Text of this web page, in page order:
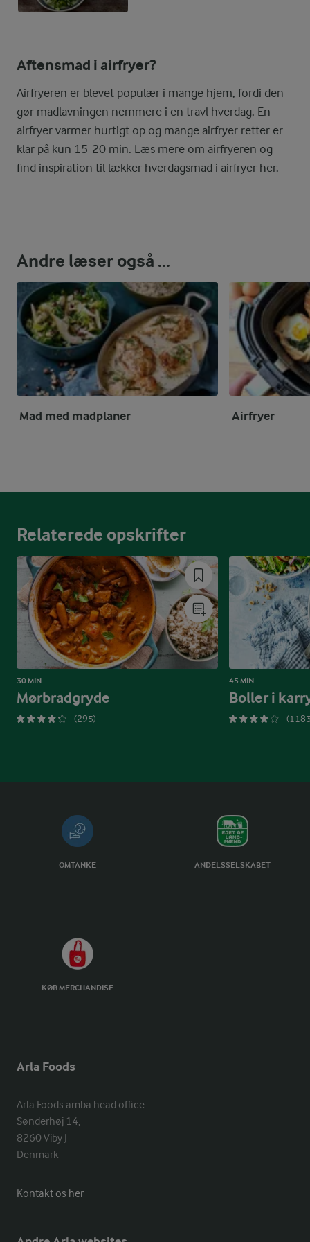
Aftensmad i airfryer?
Airfryeren er blevet populær i mange hjem, fordi den
gør madlavningen nemmere i en travl hverdag. En
airfryer varmer hurtigt op og mange airfryer retter er
klar på kun 15-20 min. Læs mere om airfryeren og
find inspiration til lækker hverdagsmad i airfryer her.
Andre læser også ...
Mad med madplaner Airfryer
Relaterede opskrifter
30 MIN
Mørbradgryde
(295)
45 MIN
Boller i
OMTANKE ANDELSSELSKABET
KØB MERCHANDISE
Arla Foods
Arla Foods amba head office
Sønderhøj 14,
8260 Viby J
Denmark
Kontakt os her